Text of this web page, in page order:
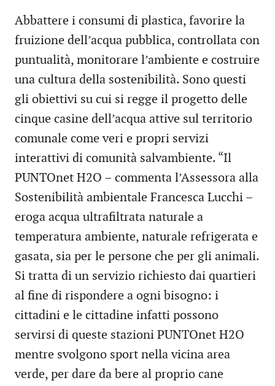
Abbattere i consumi di plastica, favorire la
fruizione dell’acqua pubblica, controllata con
puntualità, monitorare l’ambiente e costruire
una cultura della sostenibilità. Sono questi
gli obiettivi su cui si regge il progetto delle
cinque casine dell’acqua attive sul territorio
comunale come veri e propri servizi
interattivi di comunità salvambiente. “Il
PUNTOnet H2O – commenta l’Assessora alla
Sostenibilità ambientale Francesca Lucchi –
eroga acqua ultrafiltrata naturale a
temperatura ambiente, naturale refrigerata e
gasata, sia per le persone che per gli animali.
Si tratta di un servizio richiesto dai quartieri
al fine di rispondere a ogni bisogno: i
cittadini e le cittadine infatti possono
servirsi di queste stazioni PUNTOnet H2O
mentre svolgono sport nella vicina area
verde, per dare da bere al proprio cane